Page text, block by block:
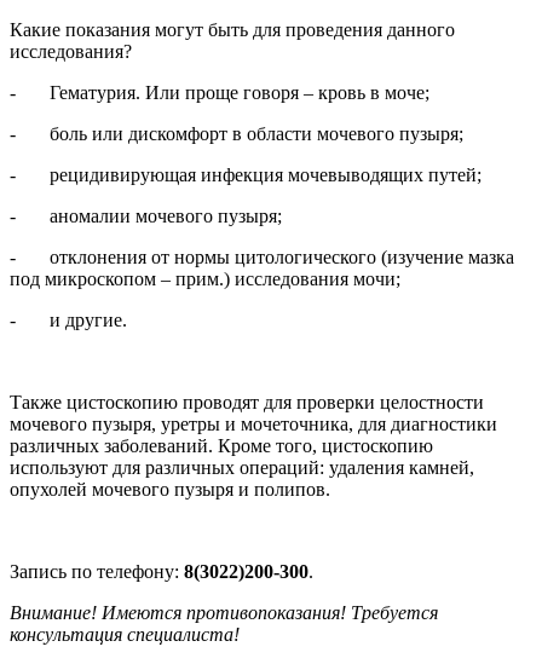
Какие показания могут быть для проведения данного
исследования?
- Гематурия. Или проще говоря – кровь в моче;
- боль или дискомфорт в области мочевого пузыря;
- рецидивирующая инфекция мочевыводящих путей;
- аномалии мочевого пузыря;
- отклонения от нормы цитологического (изучение мазка
под микроскопом – прим.) исследования мочи;
- и другие.
Также цистоскопию проводят для проверки целостности
мочевого пузыря, уретры и мочеточника, для диагностики
различных заболеваний. Кроме того, цистоскопию
используют для различных операций: удаления камней,
опухолей мочевого пузыря и полипов.
Запись по телефону: 8(3022)200-300.
Внимание! Имеются противопоказания! Требуется
консультация специалиста!